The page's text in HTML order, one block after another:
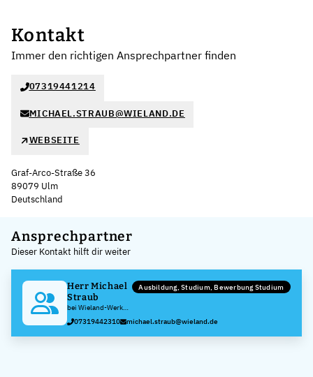
Kontakt
Immer den richtigen Ansprechpartner finden
07319441214
MICHAEL.STRAUB@WIELAND.DE
WEBSEITE
Graf-Arco-Straße 36
89079 Ulm
Deutschland
+
−
Ansprechpartner
Dieser Kontakt hilft dir weiter
Herr Michael
Straub
bei Wieland-Werke
AG
Ausbildung, Studium, Bewerbung Studium
07319442310 michael.straub@wieland.de